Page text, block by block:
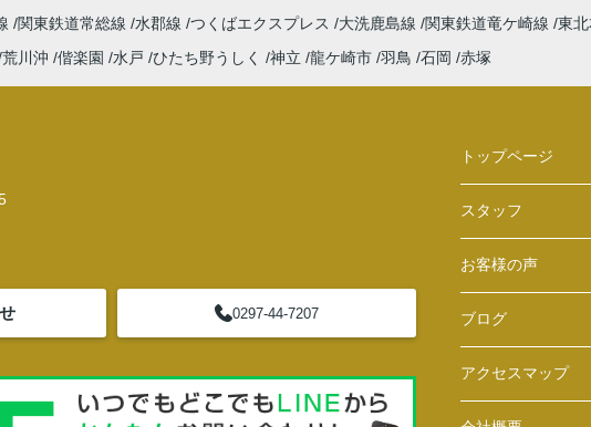
関東鉄道常総線 水郡線 つくばエクスプレス 大洗鹿島線 関東鉄道竜ケ崎線 東
荒川沖 偕楽園 水戸 ひたち野うしく 神立 龍ケ崎市 羽鳥 石岡 赤塚
0297-44-7207
トップページ
スタッフ
お客様の声
ブログ
アクセスマップ